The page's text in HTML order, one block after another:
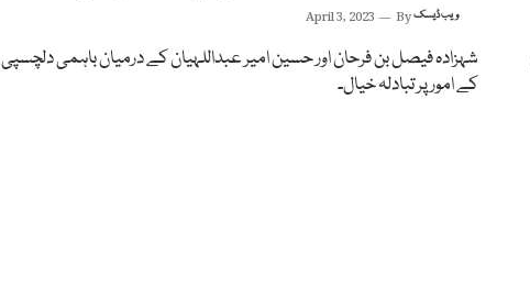
April 3, 2023 Byویب ڈیسک
شہزادہ فیصل بن فرحان اور حسین امیر عبداللہیان کے درمیان باہمی دلچسپی
کے امور پر تبادلہ خیال۔